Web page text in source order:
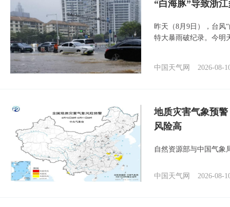
“白海豚”导致浙
昨天（8月9日），台风
特大暴雨破纪录。今明
中国天气网 2026-08-
地质灾害气象预
风险高
自然资源部与中国气象
中国天气网 2026-08-